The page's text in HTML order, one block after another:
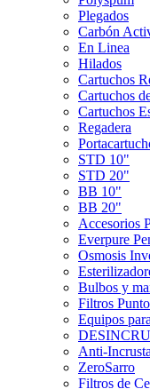
Plegados
Carbón
En Linea
Hilados
Cartuchos
Cartuchos
Cartuchos
Regadera
STD 10"
STD 20"
BB 10"
BB 20"
Accesorios
Everpure
Osmosis
Bulbos y
Filtros
Equipos
Anti-
ZeroSarro
Filtros de